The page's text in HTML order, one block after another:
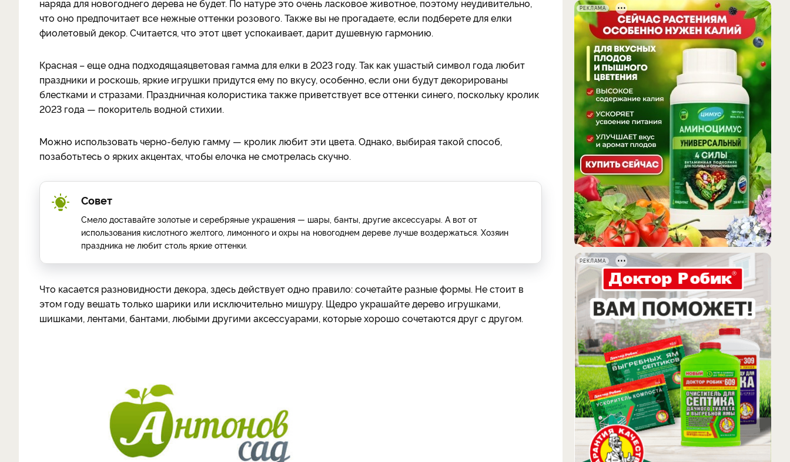
наряда для новогоднего дерева не будет. По натуре это очень ласковое животное, поэтому неудивительно,
что оно предпочитает все нежные оттенки розового. Также вы не прогадаете, если подберете для елки
фиолетовый декор. Считается, что этот цвет успокаивает, дарит душевную гармонию.
Красная – еще одна подходящаяцветовая гамма для елки в 2023 году. Так как ушастый символ года любит
праздники и роскошь, яркие игрушки придутся ему по вкусу, особенно, если они будут декорированы
блестками и стразами. Праздничная колористика также приветствует все оттенки синего, поскольку кролик
2023 года — покоритель водной стихии.
Можно использовать черно-белую гамму — кролик любит эти цвета. Однако, выбирая такой способ,
позаботьтесь о ярких акцентах, чтобы елочка не смотрелась скучно.
Совет
Смело доставайте золотые и серебряные украшения — шары, банты, другие аксессуары. А вот от
использования кислотного желтого, лимонного и охры на новогоднем дереве лучше воздержаться. Хозяин
праздника не любит столь яркие оттенки.
Что касается разновидности декора, здесь действует одно правило: сочетайте разные формы. Не стоит в
этом году вешать только шарики или исключительно мишуру. Щедро украшайте дерево игрушками,
шишками, лентами, бантами, любыми другими аксессуарами, которые хорошо сочетаются друг с другом.
РЕКЛАМА
РЕКЛАМА